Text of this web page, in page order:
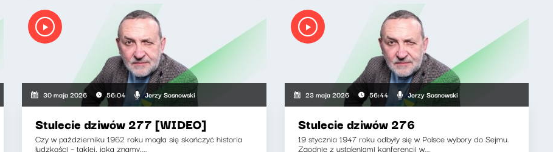
30 maja 2026 56:04 Jerzy Sosnowski
Stulecie dziwów 277 [WIDEO]
Czy w październiku 1962 roku mogła się skończyć historia
ludzkości – takiej, jaką znamy,...
23 maja 2026 56:44 Jerzy Sosnowski
Stulecie dziwów 276
19 stycznia 1947 roku odbyły się w Polsce wybory do Sejmu.
Zgodnie z ustaleniami konferencji w...